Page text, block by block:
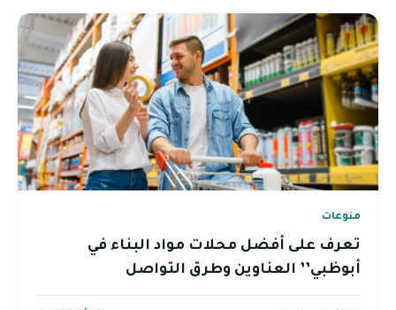
منوعات
تعرف على أفضل محلات مواد البناء في
أبوظبي’’ العناوين وطرق التواصل